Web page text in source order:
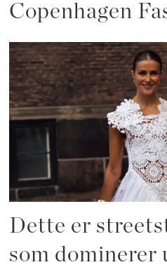
Copenhagen
Dette er
som dominerer